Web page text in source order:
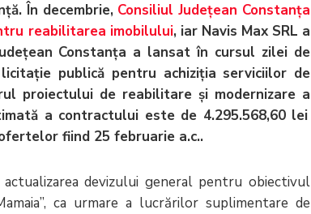
În decembrie, Consiliul Județean Constanța
reabilitarea imobilului, iar Navis Max SRL a
Constanța a lansat în cursul zilei de
publică pentru achiziția serviciilor de
proiectului de reabilitare și modernizare a
a contractului este de 4.295.568,60 lei
fiind 25 februarie a.c..
devizului general pentru obiectivul
ca urmare a lucrărilor suplimentare de